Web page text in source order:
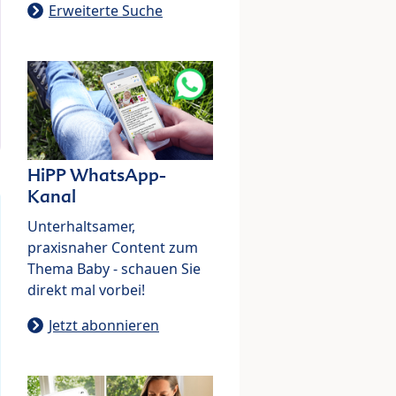
Erweiterte Suche
HiPP WhatsApp-
Kanal
Unterhaltsamer,
praxisnaher Content zum
Thema Baby - schauen Sie
direkt mal vorbei!
Jetzt abonnieren